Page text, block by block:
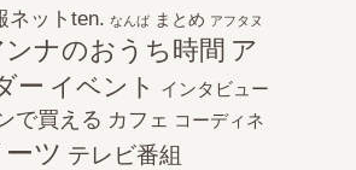
ネットten. なんば まとめ アフタヌ
ンナのおうち時間 ア
ー イベント インタビュー
で買える カフェ コーディネ
ツ テレビ番組